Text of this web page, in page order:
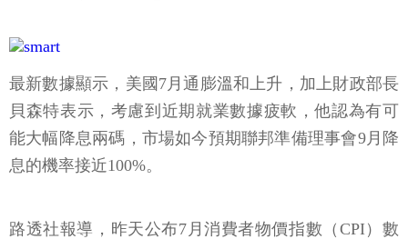
最新數據顯示，美國7月通膨溫和上升，加上財政部長
貝森特表示，考慮到近期就業數據疲軟，他認為有可
能大幅降息兩碼，市場如今預期聯邦準備理事會9月降
息的機率接近100%。
路透社報導，昨天公布7月消費者物價指數（CPI）數